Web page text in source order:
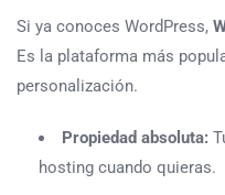
Si ya conoces WordPress,
Es la plataforma más
personalización.
Propiedad absoluta:
hosting cuando quieras.